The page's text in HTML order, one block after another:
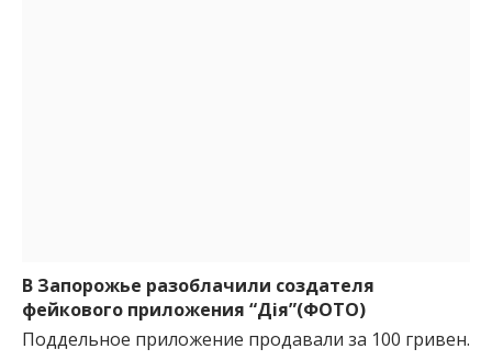
В Запорожье разоблачили создателя
фейкового приложения “Дія”(ФОТО)
Поддельное приложение продавали за 100 гривен.